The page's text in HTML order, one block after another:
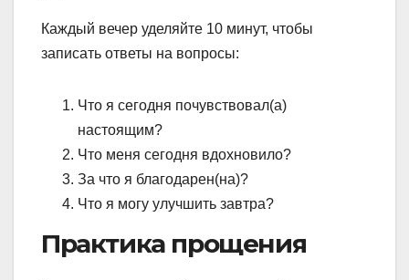
Каждый вечер уделяйте 10 минут, чтобы
записать ответы на вопросы:
Что я сегодня почувствовал(а)
настоящим?
Что меня сегодня вдохновило?
За что я благодарен(на)?
Что я могу улучшить завтра?
Практика прощения